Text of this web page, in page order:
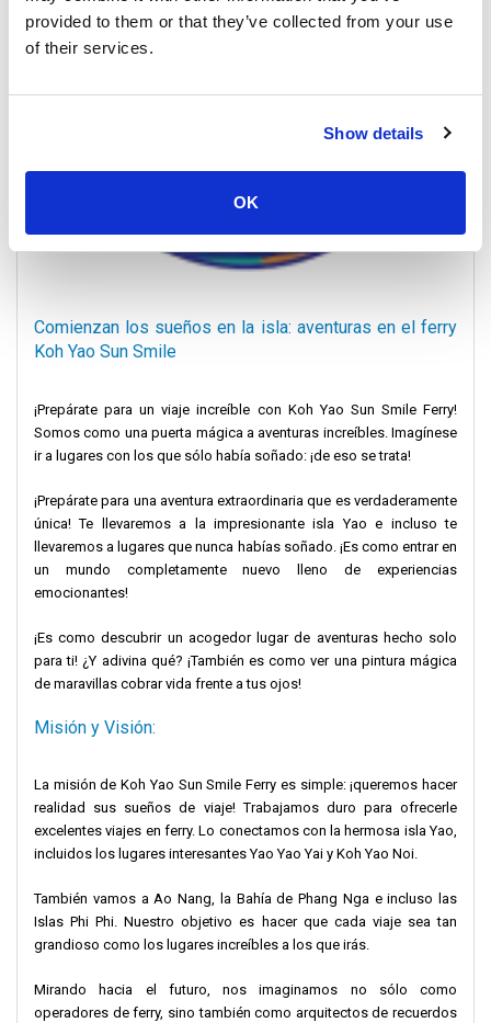
provided to them or that they’ve collected from your use
of their services.
Show details
OK
Comienzan los sueños en la isla: aventuras en el ferry
Koh Yao Sun Smile
¡Prepárate para un viaje increíble con Koh Yao Sun Smile Ferry!
Somos como una puerta mágica a aventuras increíbles. Imagínese
ir a lugares con los que sólo había soñado: ¡de eso se trata!
¡Prepárate para una aventura extraordinaria que es verdaderamente
única! Te llevaremos a la impresionante isla Yao e incluso te
llevaremos a lugares que nunca habías soñado. ¡Es como entrar en
un mundo completamente nuevo lleno de experiencias
emocionantes!
¡Es como descubrir un acogedor lugar de aventuras hecho solo
para ti! ¿Y adivina qué? ¡También es como ver una pintura mágica
de maravillas cobrar vida frente a tus ojos!
Misión y Visión:
La misión de Koh Yao Sun Smile Ferry es simple: ¡queremos hacer
realidad sus sueños de viaje! Trabajamos duro para ofrecerle
excelentes viajes en ferry. Lo conectamos con la hermosa isla Yao,
incluidos los lugares interesantes Yao Yao Yai y Koh Yao Noi.
También vamos a Ao Nang, la Bahía de Phang Nga e incluso las
Islas Phi Phi. Nuestro objetivo es hacer que cada viaje sea tan
grandioso como los lugares increíbles a los que irás.
Mirando hacia el futuro, nos imaginamos no sólo como
operadores de ferry, sino también como arquitectos de recuerdos